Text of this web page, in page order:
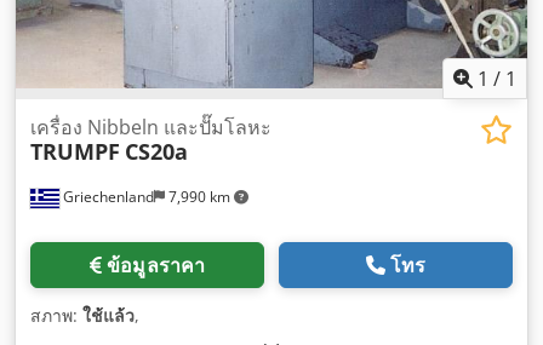
1 / 1
Griechenland 7,990 km
เครื่อง Nibbeln และปั๊มโลหะ
TRUMPF CS20a
ข้อมูลราคา โทร
สภาพ: ใช้แล้ว,